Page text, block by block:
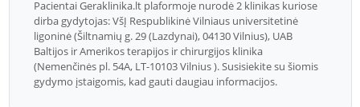
Pacientai Geraklinika.lt plaformoje nurodė 2 klinikas kuriose
dirba gydytojas: VšĮ Respublikinė Vilniaus universitetinė
ligoninė (Šiltnamių g. 29 (Lazdynai), 04130 Vilnius), UAB
Baltijos ir Amerikos terapijos ir chirurgijos klinika
(Nemenčinės pl. 54A, LT-10103 Vilnius ). Susisiekite su šiomis
gydymo įstaigomis, kad gauti daugiau informacijos.